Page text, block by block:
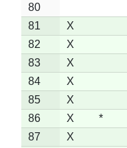
80
81
X
82
X
83
X
84
X
85
X
86
X *
87
X